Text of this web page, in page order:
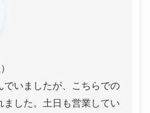
でいましたが、こちらでの
した。土日も営業してい